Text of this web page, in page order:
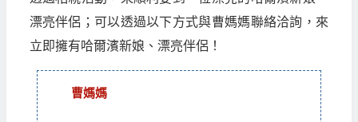
漂亮伴侶；可以透過以下方式與曹媽媽聯絡洽詢，來
立即擁有哈爾濱新娘、漂亮伴侶！
曹媽媽